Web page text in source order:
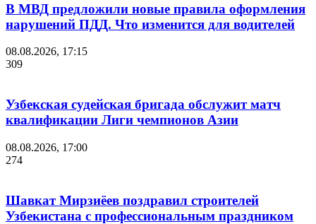
В МВД предложили новые правила оформления
нарушений ПДД. Что изменится для водителей
08.08.2026, 17:15
309
Узбекская судейская бригада обслужит матч
квалификации Лиги чемпионов Азии
08.08.2026, 17:00
274
Шавкат Мирзиёев поздравил строителей
Узбекистана с профессиональным праздником